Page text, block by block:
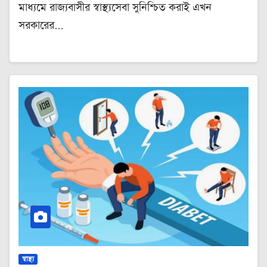
মাধ্যমে রাজ্যবাসীর স্বাস্থ্যসেবা সুনিশ্চিত করাই এখন
সরকারের…
স্বাস্থ্য